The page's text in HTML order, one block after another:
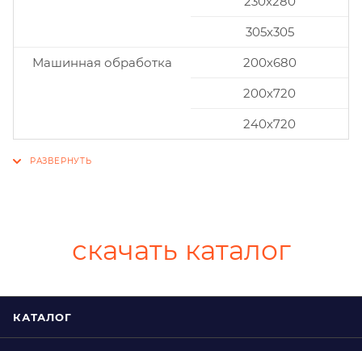
305x305
Машинная обработка
200х680
200х720
240х720
скачать каталог
КАТАЛОГ